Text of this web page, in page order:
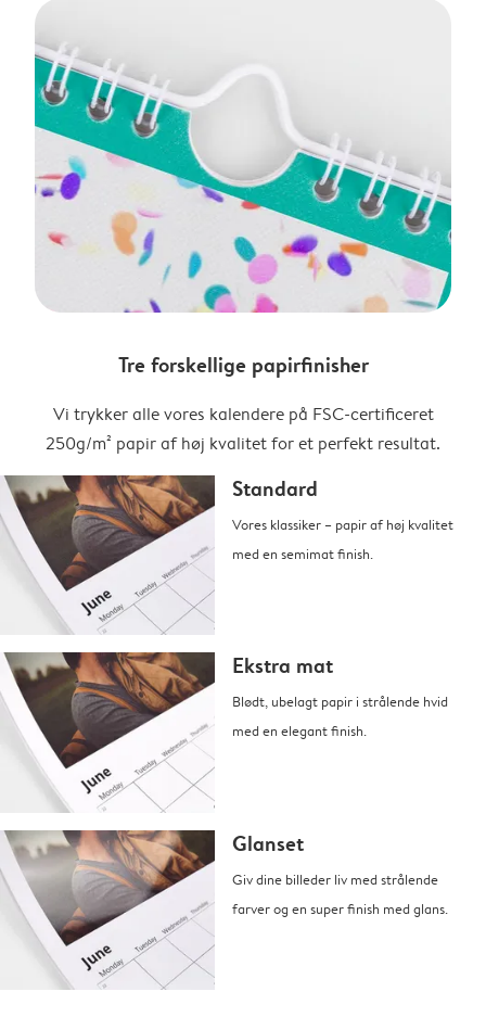
Tre forskellige papirfinisher
Vi trykker alle vores kalendere på FSC-certificeret
250g/m² papir af høj kvalitet for et perfekt resultat.
Standard
Vores klassiker – papir af høj kvalitet
med en semimat finish.
Ekstra mat
Blødt, ubelagt papir i strålende hvid
med en elegant finish.
Glanset
Giv dine billeder liv med strålende
farver og en super finish med glans.